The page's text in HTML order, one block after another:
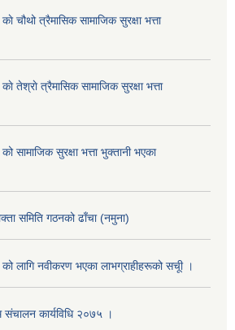
चौथो त्रैमासिक सामाजिक सुरक्षा भत्ता
तेश्राे त्रैमासिक सामाजिक सुरक्षा भत्ता
सामाजिक सुरक्षा भत्ता भुक्तानी भएका
समिति गठनको ढाँचा (नमुना)
लागि नवीकरण भएका लाभग्राहीहरूको सचूी ।
संचालन कार्यविधि २०७५ ।